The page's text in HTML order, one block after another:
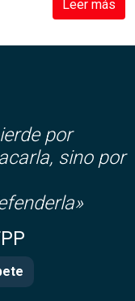
Leer más
por
sino por